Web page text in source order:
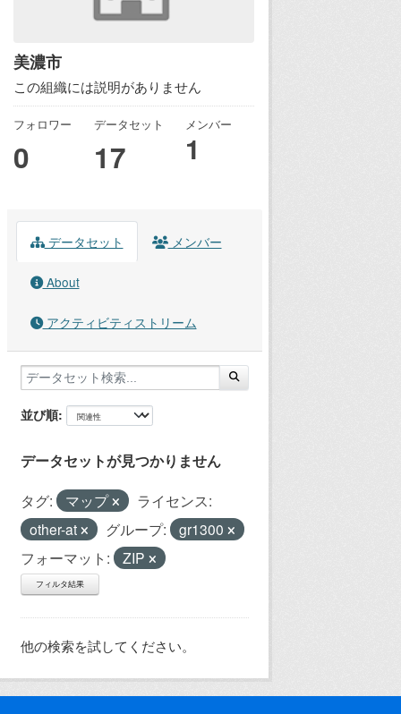
美濃市
この組織には説明がありません
フォロワー
0
データセット
17
メンバー
1
データセット メンバー
About
アクティビティストリーム
並び順
データセットが見つかりません
タグ: マップ
ライセンス:
other-at
グループ:
gr1300
フォーマット:
ZIP
フィルタ結果
他の検索を試してください。